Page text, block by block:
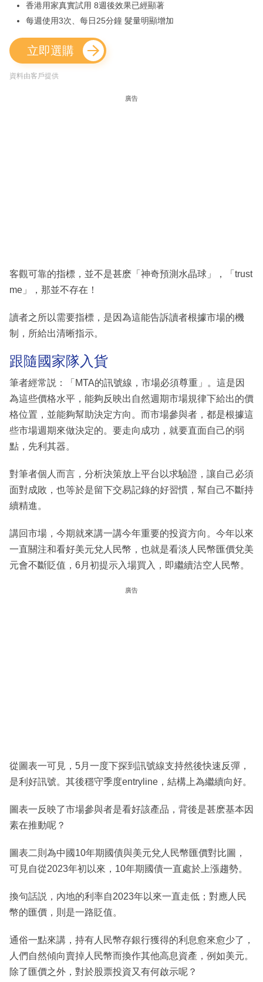
香港用家真實試用 8週後效果已經顯著
每週使用3次、每日25分鐘 髮量明顯增加
立即選購
資料由客戶提供
廣告
客觀可靠的指標，並不是甚麽「神奇預測水晶球」，「trust
me」，那並不存在！
讀者之所以需要指標，是因為這能告訴讀者根據市場的機
制，所給出清晰指示。
跟隨國家隊入貨
筆者經常説：「MTA的訊號線，市場必須尊重」。這是因
為這些價格水平，能夠反映出自然週期市場規律下給出的價
格位置，並能夠幫助決定方向。而市場參與者，都是根據這
些市場週期來做決定的。要走向成功，就要直面自己的弱
點，先利其器。
對筆者個人而言，分析決策放上平台以求驗證，讓自己必須
面對成敗，也等於是留下交易記錄的好習慣，幫自己不斷持
續精進。
講回市場，今期就來講一講今年重要的投資方向。今年以來
一直關注和看好美元兌人民幣，也就是看淡人民幣匯價兌美
元會不斷貶值，6月初提示入場買入，即繼續沽空人民幣。
廣告
從圖表一可見，5月一度下探到訊號線支持然後快速反彈，
是利好訊號。其後穩守季度entryline，結構上為繼續向好。
圖表一反映了市場參與者是看好該產品，背後是甚麽基本因
素在推動呢？
圖表二則為中國10年期國債與美元兌人民幣匯價對比圖，
可見自從2023年初以來，10年期國債一直處於上漲趨勢。
換句話説，內地的利率自2023年以來一直走低；對應人民
幣的匯價，則是一路貶值。
通俗一點來講，持有人民幣存銀行獲得的利息愈來愈少了，
人們自然傾向賣掉人民幣而換作其他高息資產，例如美元。
除了匯價之外，對於股票投資又有何啟示呢？